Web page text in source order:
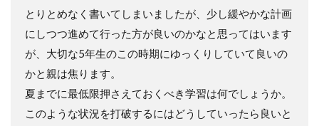
とりとめなく書いてしまいましたが、少し緩やかな計画
にしつつ進めて行った方が良いのかなと思ってはいます
が、大切な5年生のこの時期にゆっくりしていて良いの
かと親は焦ります。
夏までに最低限押さえておくべき学習は何でしょうか。
このような状況を打破するにはどうしていったら良いと